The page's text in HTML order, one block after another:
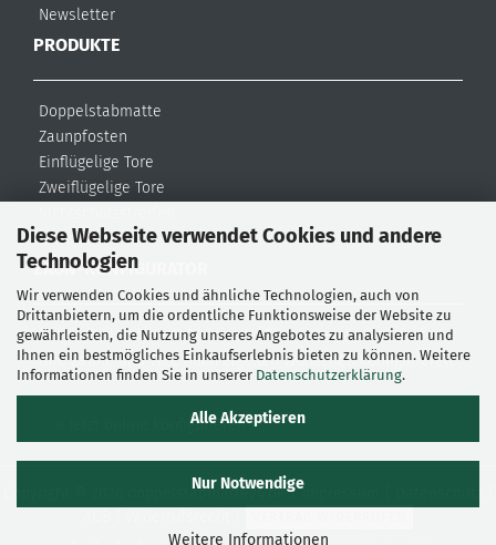
Diese Webseite verwendet Cookies und andere
Technologien
Wir verwenden Cookies und ähnliche Technologien, auch von
Drittanbietern, um die ordentliche Funktionsweise der Website zu
gewährleisten, die Nutzung unseres Angebotes zu analysieren und
Ihnen ein bestmögliches Einkaufserlebnis bieten zu können. Weitere
Informationen finden Sie in unserer Datenschutzerklärung.
Alle Akzeptieren
Nur Notwendige
Weitere Informationen
Newsletter
PRODUKTE
Doppelstabmatte
Zaunpfosten
Einflügelige Tore
Zweiflügelige Tore
Zubehör
ZAUN-KONFIGURATOR
Bei doppelstabmatte24 können Sie schnell und einfach
Ihre Zäune und Tore nach eigenen Wünschen konfigurieren.
» Jetzt online konfigurieren
Copyright © 2026 doppelstabmatte24.de |Impressum
1408Bewertungen auf ProvenExpert.com